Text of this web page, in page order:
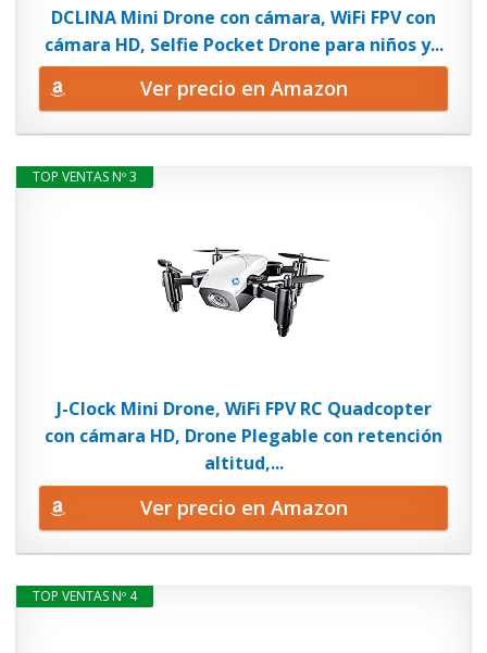
DCLINA Mini Drone con cámara, WiFi FPV con
cámara HD, Selfie Pocket Drone para niños y...
Ver precio en Amazon
TOP VENTAS Nº 3
J-Clock Mini Drone, WiFi FPV RC Quadcopter
con cámara HD, Drone Plegable con retención
altitud,...
Ver precio en Amazon
TOP VENTAS Nº 4